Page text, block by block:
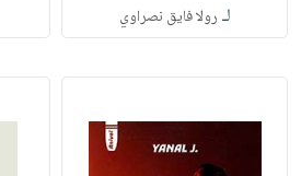
لـ رولا فايق نصراوي